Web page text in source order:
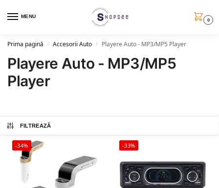
MENU
0
Prima pagină / Accesorii Auto / Playere Auto - MP3/MP5 Player
Playere Auto - MP3/MP5
Player
FILTREAZĂ
-34% -33%